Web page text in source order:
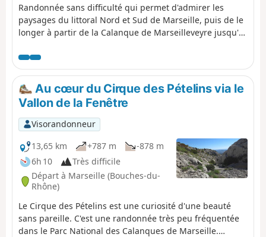
Randonnée sans difficulté qui permet d'admirer les
paysages du littoral Nord et Sud de Marseille, puis de le
longer à partir de la Calanque de Marseilleveyre jusqu'à
ville de Marseille, le Stade Vélodrome, les massifs de
l'Estaque, le Mont Rose et les plages puis au Sud, le Cap
Canaille, l'archipel de Riou, etc... Vous êtes dans le Parc
National des Calanques qui est soumis à une
réglementation spécifique. En cas de non respect de
celle-ci vous vous exposez à une amende pouvant aller
jusqu'à 1500 €.
Au cœur du Cirque des Pételins via le
Vallon de la Fenêtre
Visorandonneur
13,65 km
+787 m
-878 m
6h 10
Très difficile
Départ à Marseille (Bouches-du-
Rhône)
Le Cirque des Pételins est une curiosité d'une beauté
sans pareille. C'est une randonnée très peu fréquentée
dans le Parc National des Calanques de Marseille.